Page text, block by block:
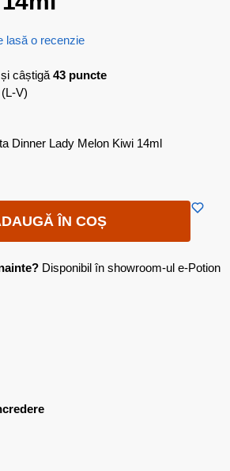
lasă o recenzie
câștigă 43 puncte
(L-V)
Dinner Lady Melon Kiwi 14ml
ÎN COȘ
Disponibil în showroom-ul e-Potion